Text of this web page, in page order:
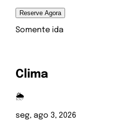
Reserve Agora
Somente ida
Clima
🌦️
seg, ago 3, 2026